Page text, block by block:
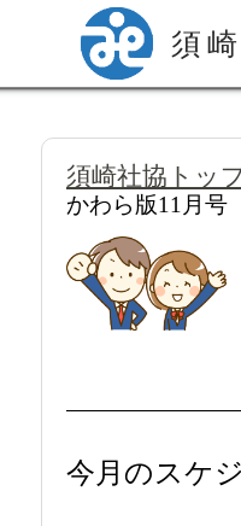
須
須崎社協トッ
かわら版11月号
今月のスケ